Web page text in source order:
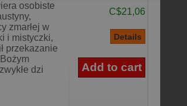
osobiste
zmarłej w
i mistyczki,
przekazanie
dzi
C$21,06